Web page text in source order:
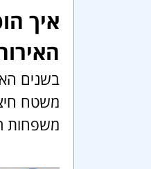
איך
בשנים
משטח
משפחות